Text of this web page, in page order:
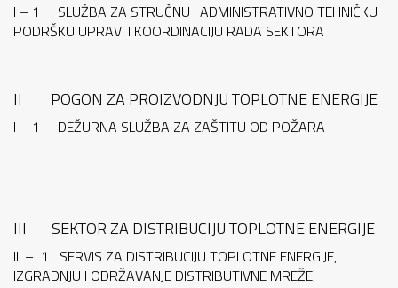
I – 1 SLUŽBA ZA STRUČNU I ADMINISTRATIVNO TEHNIČKU
PODRŠKU UPRAVI I KOORDINACIJU RADA SEKTORA
II POGON ZA PROIZVODNJU TOPLOTNE ENERGIJE
I – 1 DEŽURNA SLUŽBA ZA ZAŠTITU OD POŽARA
III SEKTOR ZA DISTRIBUCIJU TOPLOTNE ENERGIJE
III – 1 SERVIS ZA DISTRIBUCIJU TOPLOTNE ENERGIJE,
IZGRADNJU I ODRŽAVANJE DISTRIBUTIVNE MREŽE